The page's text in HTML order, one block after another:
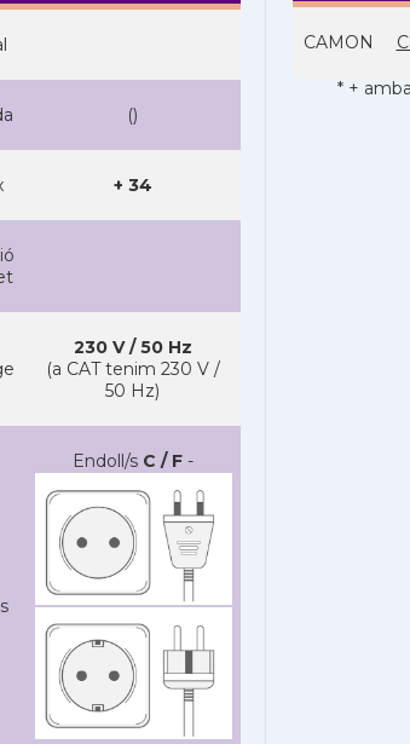
()
+ 34
230 V / 50 Hz
(a CAT tenim 230 V /
50 Hz)
Endoll/s C / F-
CAMON
* +